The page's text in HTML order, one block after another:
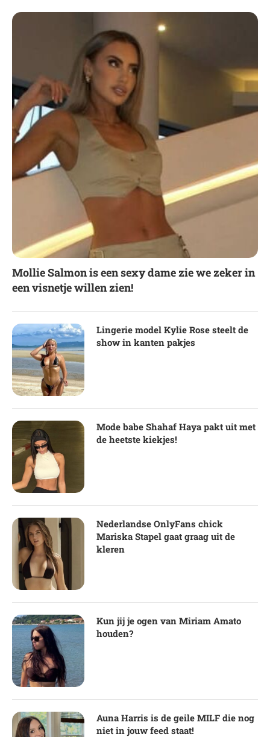
Mollie Salmon is een sexy dame zie we zeker in
een visnetje willen zien!
Lingerie model Kylie Rose steelt de
show in kanten pakjes
Mode babe Shahaf Haya pakt uit met
de heetste kiekjes!
Nederlandse OnlyFans chick
Mariska Stapel gaat graag uit de
kleren
Kun jij je ogen van Miriam Amato
houden?
Auna Harris is de geile MILF die nog
niet in jouw feed staat!